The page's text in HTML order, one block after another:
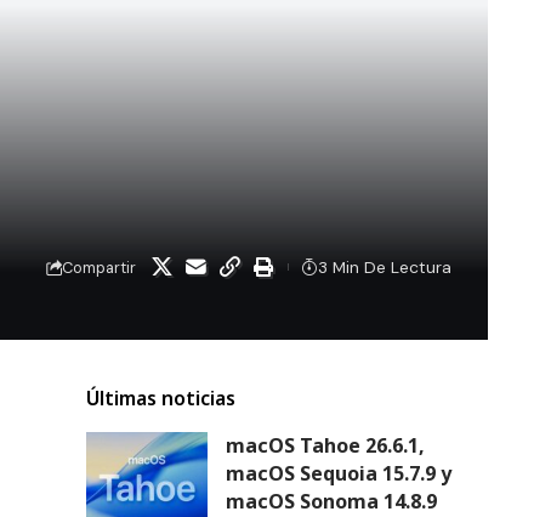
Compartir 3 Min De Lectura
Últimas noticias
macOS Tahoe 26.6.1,
macOS Sequoia 15.7.9 y
macOS Sonoma 14.8.9